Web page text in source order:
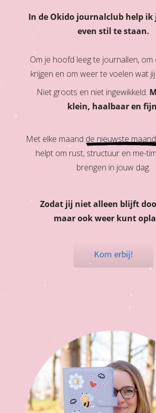
In de Okido journalclub help ik
even stil te staan.
Om je hoofd leeg te journallen,
krijgen en om weer te voelen wat
Niet groots en niet ingewikkeld.
klein, haalbaar en
Met elke maand de nieuwste
helpt om rust, structuur en me-
brengen in jouw dag.
Zodat jij niet alleen blijft
maar ook weer kunt
Kom erbij!